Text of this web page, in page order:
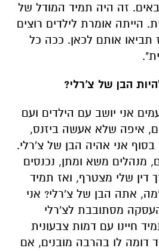
באים. זה היה תמיד המודל של
הייתה אומרת לילדים רוצים
אותם לכאן. ככה כל
הבן של צ'רלי?
אני יושב עם הילדים ועם
איפה שלא אעשה ביזנס,
אני אהיה הבן של צ'רלי.
מנהלים משא ומתן, נכנסים
דין שלי מצטרף, ואז תמיד
"מה, אתה הבן של צ'רלי? אני
מסתובבת לצ'רלי
חיינו עם דמות צבעונית
דומה לו בהרבה מובנים, אם